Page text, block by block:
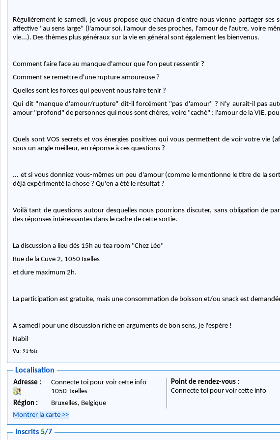
Régulièrement le samedi, je vous propose que chacun d'entre nous vienne partager ses
affective "au sens large" (l'amour soi, l'amour de ses proches, l'amour de l'autre, voire
vie...). Des thèmes plus généraux sur la vie en général sont également les bienvenus.
Comment faire face au manque d'amour que l'on peut ressentir ?
Comment se remettre d'une rupture amoureuse ?
Quelles sont les forces qui peuvent nous faire tenir ?
Qui dit "manque d'amour/rupture" dit-il forcément "pas d'amour" ? N'y aurait-il pas
amour "profond" de personnes qui nous sont chères, voire "caché" : l'amour de la VIE,
Quels sont VOS secrets et vos énergies positives qui vous permettent de voir votre vie
sous un angle meilleur, en réponse à ces questions ?
... et si vous donniez vous-mêmes un peu d'amour (comme le mentionne le titre de la
déjà expérimenté la chose ? Qu'en a été le résultat ?
Voilà tant de questions autour desquelles nous pourrions discuter, sans obligation de
des réponses intéressantes dans le cadre de cette sortie.
La discussion a lieu dès 15h au tea room "Chez Léo"
Rue de la Cuve 2, 1050 Ixelles
et dure maximum 2h.
La participation est gratuite, mais une consommation de boisson et/ou snack est
A samedi pour une discussion riche en arguments de bon sens, je l'espère !
Nabil
Vu : 91 fois
Localisation
Adresse :
Connecte toi pour voir cette info
1050-Ixelles
Région :
Bruxelles, Belgique
Point de rendez-vous :
Connecte toi pour voir cette info
Montrer la carte >>
Inscrits5/7